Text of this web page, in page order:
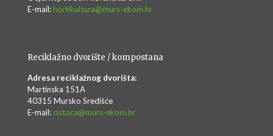
E-mail: hortikultura@murs-ekom.hr
Reciklažno dvorište / kompostana
Adresa reciklažnog dvorišta:
Martinska 151A
40315 Mursko Središće
E-mail: cistoca@murs-ekom.hr